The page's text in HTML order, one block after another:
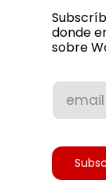
Política de
Accesibilidad
donde
sobre